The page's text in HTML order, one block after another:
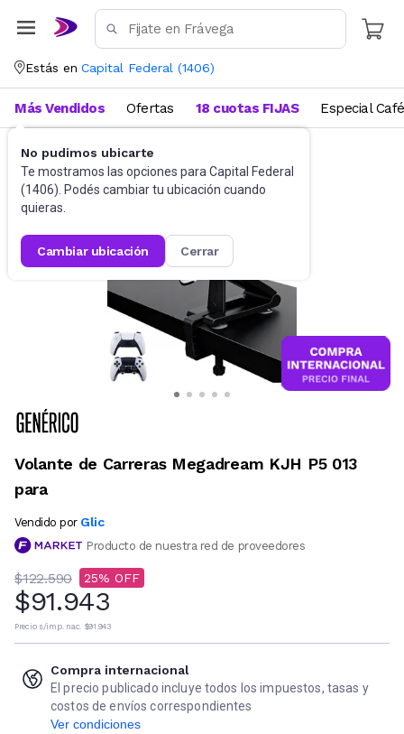
Estás en Capital Federal (1406)
No pudimos ubicarte
Te mostramos las opciones para Capital Federal
(1406). Podés cambiar tu ubicación cuando
quieras.
cambiar ubicación cerrar
Más Vendidos Ofertas 18 cuotas FIJAS Especial Café
Videojuegos Accesorios
Volante de Carreras Megadream KJH P5 013
para
Vendido por Glic
Producto de nuestra red de proveedores
$122.590 25
$91.943
Precio s/imp. nac. $91.943
Compra internacional
El precio publicado incluye todos los impuestos, tasas y
costos de envíos correspondientes
Ver condiciones